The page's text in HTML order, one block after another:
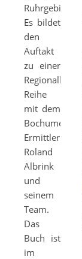
Ruhrgebiet.
Es bildet
den
Auftakt
zu einer
Regionalkrimi-
Reihe
mit dem
Bochumer
Ermittler
Roland
Albrink
und
seinem
Team.
Das
Buch ist
im